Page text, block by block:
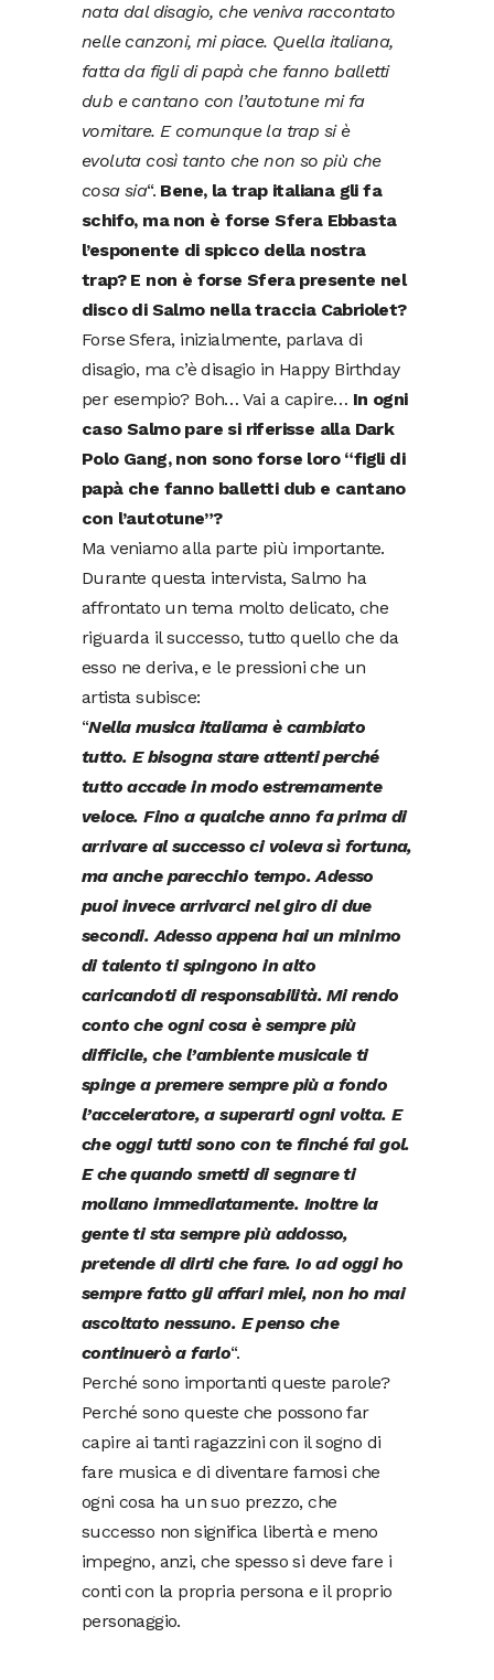
nata dal disagio, che veniva raccontato
nelle canzoni, mi piace. Quella italiana,
fatta da figli di papà che fanno balletti
dub e cantano con l’autotune mi fa
vomitare. E comunque la trap si è
evoluta così tanto che non so più che
cosa sia“. Bene, la trap italiana gli fa
schifo, ma non è forse Sfera Ebbasta
l’esponente di spicco della nostra
trap? E non è forse Sfera presente nel
disco di Salmo nella traccia Cabriolet?
Forse Sfera, inizialmente, parlava di
disagio, ma c’è disagio in Happy Birthday
per esempio? Boh… Vai a capire… In ogni
caso Salmo pare si riferisse alla Dark
Polo Gang, non sono forse loro “figli di
papà che fanno balletti dub e cantano
con l’autotune”?
Ma veniamo alla parte più importante.
Durante questa intervista, Salmo ha
affrontato un tema molto delicato, che
riguarda il successo, tutto quello che da
esso ne deriva, e le pressioni che un
artista subisce:
“Nella musica italiama è cambiato
tutto. E bisogna stare attenti perché
tutto accade in modo estremamente
veloce. Fino a qualche anno fa prima di
arrivare al successo ci voleva sì fortuna,
ma anche parecchio tempo. Adesso
puoi invece arrivarci nel giro di due
secondi. Adesso appena hai un minimo
di talento ti spingono in alto
caricandoti di responsabilità. Mi rendo
conto che ogni cosa è sempre più
difficile, che l’ambiente musicale ti
spinge a premere sempre più a fondo
l’acceleratore, a superarti ogni volta. E
che oggi tutti sono con te finché fai gol.
E che quando smetti di segnare ti
mollano immediatamente. Inoltre la
gente ti sta sempre più addosso,
pretende di dirti che fare. Io ad oggi ho
sempre fatto gli affari miei, non ho mai
ascoltato nessuno. E penso che
continuerò a farlo“.
Perché sono importanti queste parole?
Perché sono queste che possono far
capire ai tanti ragazzini con il sogno di
fare musica e di diventare famosi che
ogni cosa ha un suo prezzo, che
successo non significa libertà e meno
impegno, anzi, che spesso si deve fare i
conti con la propria persona e il proprio
personaggio.